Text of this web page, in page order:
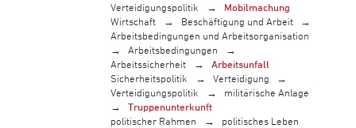
Verteidigungspolitik
Mobilmachung
Wirtschaft
Beschäftigung und Arbeit
Arbeitsbedingungen und Arbeitsorganisation
Arbeitsbedingungen
Arbeitssicherheit
Arbeitsunfall
Sicherheitspolitik
Verteidigung
Verteidigungspolitik
militärische Anlage
Truppenunterkunft
politischer Rahmen
politisches Leben